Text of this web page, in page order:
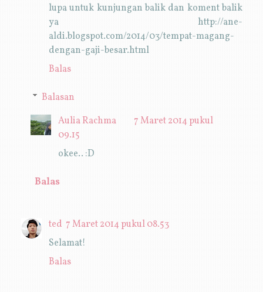
lupa untuk kunjungan balik dan koment balik
ya http://ane-
aldi.blogspot.com/2014/03/tempat-magang-
dengan-gaji-besar.html
Balas
Balasan
Aulia Rachma
7 Maret 2014 pukul
09.15
okee.. :D
Balas
ted 7 Maret 2014 pukul 08.53
Selamat!
Balas